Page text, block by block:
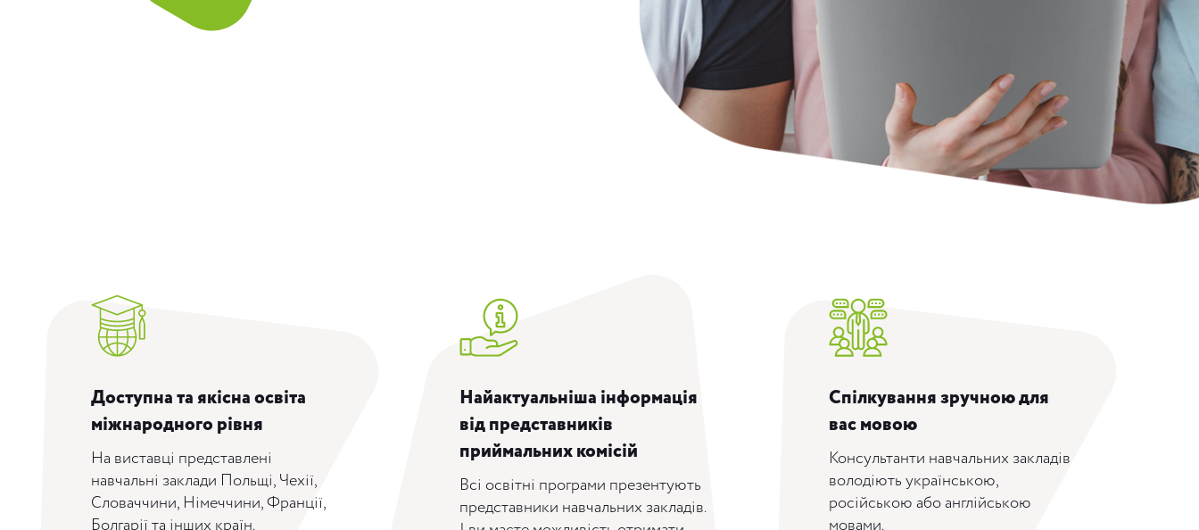
Доступна та якісна освіта
міжнародного рівня
На виставці представлені
навчальні заклади Польщі, Чехії,
Словаччини, Німеччини, Франції,
Найактуальніша інформація
від представників
приймальних комісій
Всі освітні програми презентують
представники навчальних закладів.
Спілкування зручною для
вас мовою
Консультанти навчальних закладів
володіють українською,
російською або англійською